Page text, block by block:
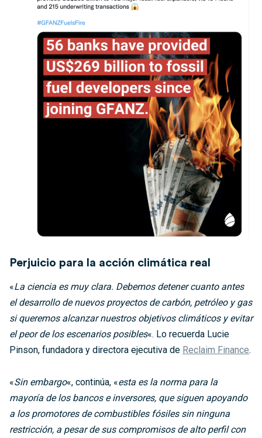
Perjuicio para la acción climática real
«La ciencia es muy clara. Debemos detener cuanto antes
el desarrollo de nuevos proyectos de carbón, petróleo y gas
si queremos alcanzar nuestros objetivos climáticos y evitar
el peor de los escenarios posibles«. Lo recuerda Lucie
Pinson, fundadora y directora ejecutiva de Reclaim Finance.
«Sin embargo«, continúa, «esta es la norma para la
mayoría de los bancos e inversores, que siguen apoyando
a los promotores de combustibles fósiles sin ninguna
restricción, a pesar de sus compromisos de alto perfil con